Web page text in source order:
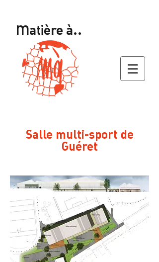
Matière à..
Salle multi-sport de
Guéret